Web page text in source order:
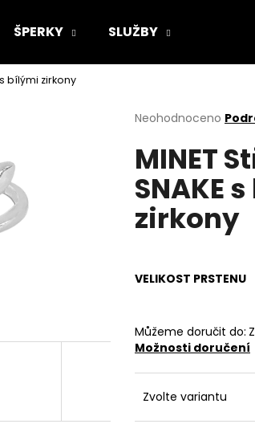
ŠPERKY SLUŽBY
s bílými zirkony
Průměrné
produktu
je
0,0
z
5
hvězdiček.
Neohodnoceno
MINET
SNAKE
zirkony
VELIKOST PRSTENU
Můžeme doručit do:
Možnosti doručení
Zvolte variantu